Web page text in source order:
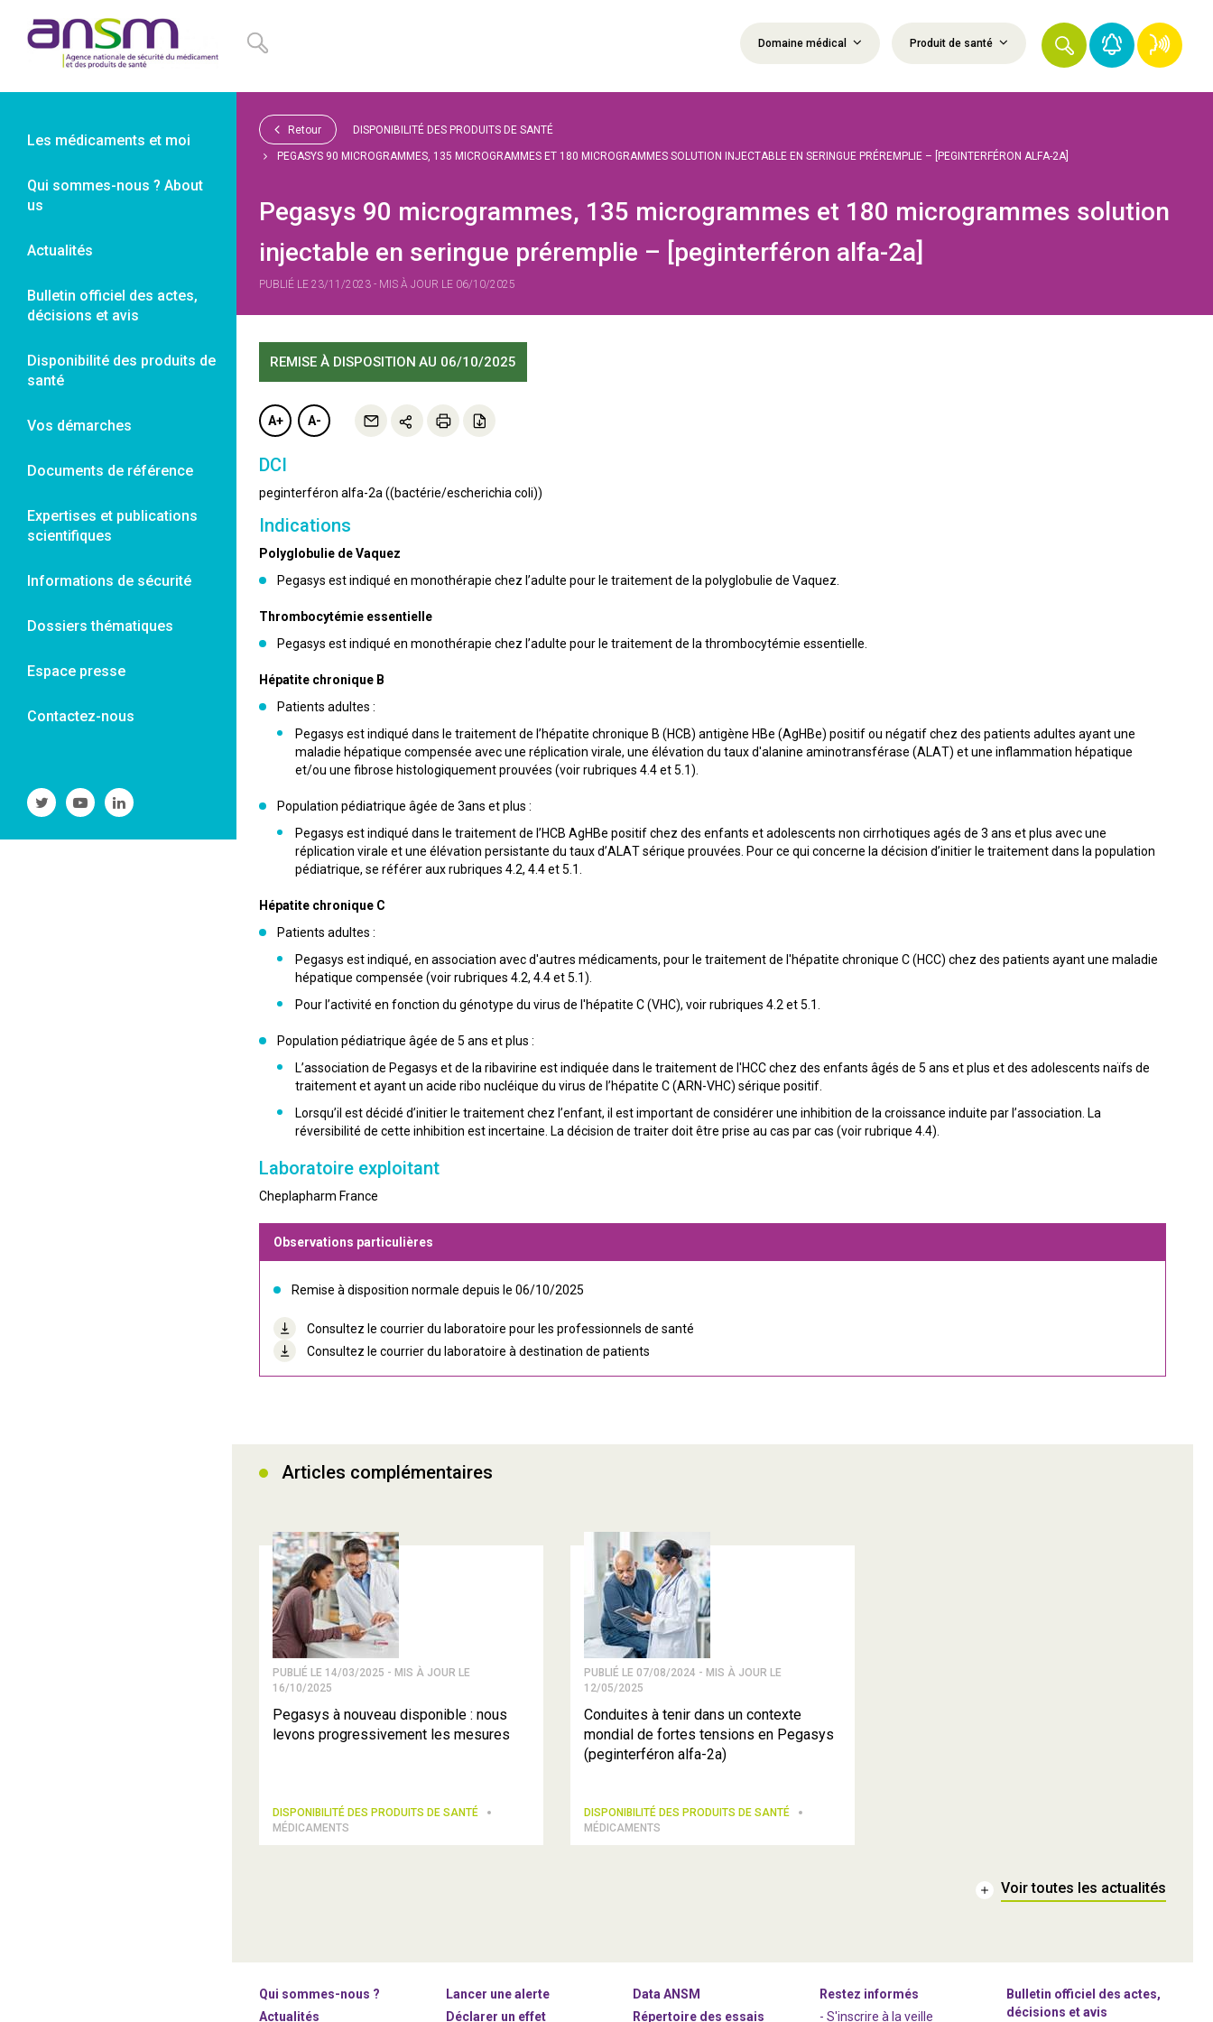
Domaine médical Produit de santé
Les médicaments et moi
Qui sommes-nous ? About
us
Actualités
Bulletin officiel des actes,
décisions et avis
Disponibilité des produits de
santé
Vos démarches
Documents de référence
Expertises et publications
scientifiques
Informations de sécurité
Dossiers thématiques
Espace presse
Contactez-nous
Suivre
l'ANSM
Twitter
Suivre
l'ANSM
Youtube
Suivre
l'ANSM
Linkedin
Retour DISPONIBILITÉ DES PRODUITS DE SANTÉ
PEGASYS 90 MICROGRAMMES, 135 MICROGRAMMES ET 180 MICROGRAMMES SOLUTION INJECTABLE EN SERINGUE PRÉREMPLIE – [PEGINTERFÉRON ALFA-2A]
Pegasys 90 microgrammes, 135 microgrammes et 180 microgrammes solution
injectable en seringue préremplie – [peginterféron alfa-2a]
PUBLIÉ LE 23/11/2023 - MIS À JOUR LE 06/10/2025
REMISE À DISPOSITION AU 06/10/2025
A+ A-
DCI
peginterféron alfa-2a ((bactérie/escherichia coli))
Indications
Polyglobulie de Vaquez
Pegasys est indiqué en monothérapie chez l’adulte pour le traitement de la polyglobulie de Vaquez.
Thrombocytémie essentielle
Pegasys est indiqué en monothérapie chez l’adulte pour le traitement de la thrombocytémie essentielle.
Hépatite chronique B
Patients adultes :
Pegasys est indiqué dans le traitement de l’hépatite chronique B (HCB) antigène HBe (AgHBe) positif ou négatif chez des patients adultes ayant une
maladie hépatique compensée avec une réplication virale, une élévation du taux d'alanine aminotransférase (ALAT) et une inflammation hépatique
et/ou une fibrose histologiquement prouvées (voir rubriques 4.4 et 5.1).
Population pédiatrique âgée de 3ans et plus :
Pegasys est indiqué dans le traitement de l’HCB AgHBe positif chez des enfants et adolescents non cirrhotiques agés de 3 ans et plus avec une
réplication virale et une élévation persistante du taux d’ALAT sérique prouvées. Pour ce qui concerne la décision d’initier le traitement dans la population
pédiatrique, se référer aux rubriques 4.2, 4.4 et 5.1.
Hépatite chronique C
Patients adultes :
Pegasys est indiqué, en association avec d'autres médicaments, pour le traitement de l'hépatite chronique C (HCC) chez des patients ayant une maladie
hépatique compensée (voir rubriques 4.2, 4.4 et 5.1).
Pour l’activité en fonction du génotype du virus de l'hépatite C (VHC), voir rubriques 4.2 et 5.1.
Population pédiatrique âgée de 5 ans et plus :
L’association de Pegasys et de la ribavirine est indiquée dans le traitement de l'HCC chez des enfants âgés de 5 ans et plus et des adolescents naïfs de
traitement et ayant un acide ribo nucléique du virus de l’hépatite C (ARN-VHC) sérique positif.
Lorsqu’il est décidé d’initier le traitement chez l’enfant, il est important de considérer une inhibition de la croissance induite par l’association. La
réversibilité de cette inhibition est incertaine. La décision de traiter doit être prise au cas par cas (voir rubrique 4.4).
Laboratoire exploitant
Cheplapharm France
Observations particulières
Remise à disposition normale depuis le 06/10/2025
Consultez le courrier du laboratoire pour les professionnels de santé
Consultez le courrier du laboratoire à destination de patients
Articles complémentaires
PUBLIÉ LE 14/03/2025 - MIS À JOUR LE
16/10/2025
Pegasys à nouveau disponible : nous
levons progressivement les mesures
DISPONIBILITÉ DES PRODUITS DE SANTÉ
MÉDICAMENTS
PUBLIÉ LE 07/08/2024 - MIS À JOUR LE
12/05/2025
Conduites à tenir dans un contexte
mondial de fortes tensions en Pegasys
(peginterféron alfa-2a)
DISPONIBILITÉ DES PRODUITS DE SANTÉ
MÉDICAMENTS
Voir toutes les actualités
Qui sommes-nous ?
Actualités
Lancer une alerte
Déclarer un effet
Data ANSM
Répertoire des essais
Restez informés
- S'inscrire à la veille
Bulletin officiel des actes,
décisions et avis